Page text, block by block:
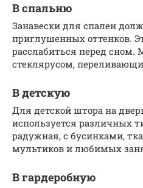
В спальню
Занавески для спален
приглушенных оттенков.
расслабиться перед сном.
стеклярусом,
В детскую
Для детской штора на
используется различных
радужная, с бусинками,
мультиков и любимых
В гардеробную